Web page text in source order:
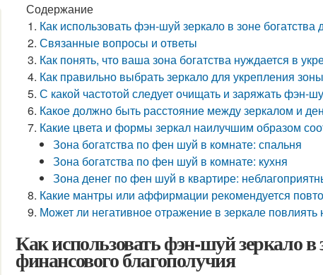
Содержание
Как использовать фэн-шуй зеркало в зоне
Связанные вопросы и ответы
Как понять, что ваша зона богатства нуждается в
Как правильно выбрать зеркало для укрепления
С какой частотой следует очищать и заряжать фэн-
Какое должно быть расстояние между зеркалом и
Какие цвета и формы зеркал наилучшим образом
Зона богатства по фен шуй в комнате: спальня
Зона богатства по фен шуй в комнате: кухня
Зона денег по фен шуй в квартире:
Какие мантры или аффирмации рекомендуется
Может ли негативное отражение в зеркале
Как использовать фэн-шуй зеркало в
финансового благополучия